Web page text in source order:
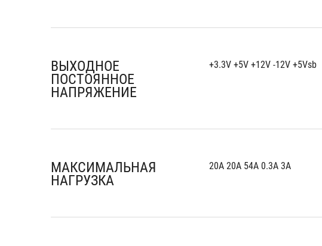
ВЫХОДНОЕ
ПОСТОЯННОЕ
НАПРЯЖЕНИЕ
+3.3V +5V +12V -12V +5Vsb
МАКСИМАЛЬНАЯ
НАГРУЗКА
20A 20A 54A 0.3A 3A